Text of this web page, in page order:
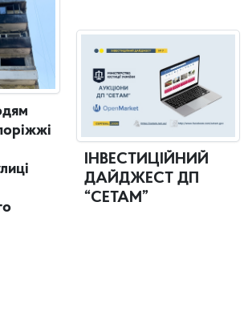
ІНВЕСТИЦІЙНИЙ
ДАЙДЖЕСТ ДП
“СЕТАМ”